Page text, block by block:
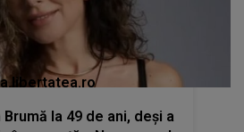
la 49 de ani, deși a